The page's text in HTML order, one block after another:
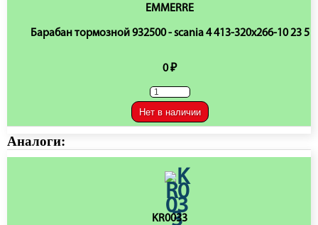
EMMERRE
Барабан тормозной 932500 - scania 4 413-320x266-10 23 5
0 ₽
Нет в наличии
Аналоги:
KR0033